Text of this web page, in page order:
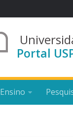
Portal
Ensino